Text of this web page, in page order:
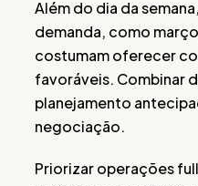
Além do dia da
demanda, como
costumam oferecer
favoráveis. Combinar
planejamento
negociação.
Priorizar operações